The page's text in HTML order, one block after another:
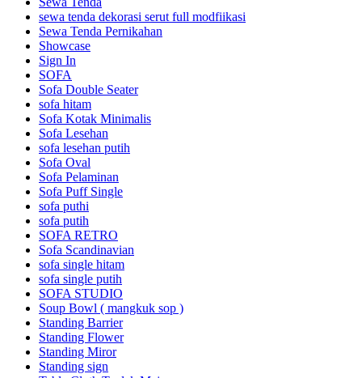
sewa tenda dekorasi serut full modfiikasi
Sewa Tenda Pernikahan
Showcase
Sign In
SOFA
Sofa Double Seater
sofa hitam
Sofa Kotak Minimalis
Sofa Lesehan
sofa lesehan putih
Sofa Oval
Sofa Pelaminan
Sofa Puff Single
sofa puthi
sofa putih
SOFA RETRO
Sofa Scandinavian
sofa single hitam
sofa single putih
SOFA STUDIO
Soup Bowl ( mangkuk sop )
Standing Barrier
Standing Flower
Standing Miror
Standing sign